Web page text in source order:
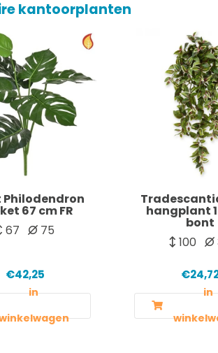
kantoorplanten
Philodendron
67 cm FR
67
75
€42,25
in
hangplant
bont
100
in